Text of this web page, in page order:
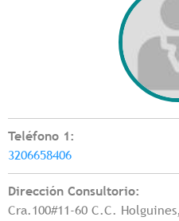
Teléfono 1:
3206658406
Dirección Consultorio:
Cra.100#11-60 C.C.